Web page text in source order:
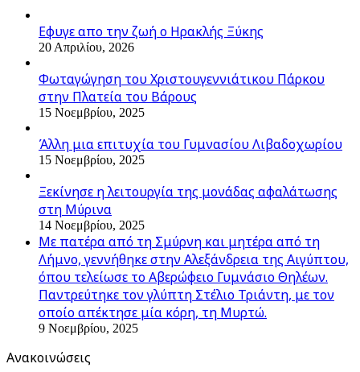
Εφυγε απο την ζωή o Ηρακλής Ξύκης
20 Απριλίου, 2026
Φωταγώγηση του Χριστουγεννιάτικου Πάρκου
στην Πλατεία του Βάρους
15 Νοεμβρίου, 2025
Άλλη μια επιτυχία του Γυμνασίου Λιβαδοχωρίου
15 Νοεμβρίου, 2025
Ξεκίνησε η λειτουργία της μονάδας αφαλάτωσης
στη Μύρινα
14 Νοεμβρίου, 2025
Με πατέρα από τη Σμύρνη και μητέρα από τη
Λήμνο, γεννήθηκε στην Αλεξάνδρεια της Αιγύπτου,
όπου τελείωσε το Αβερώφειο Γυμνάσιο Θηλέων.
Παντρεύτηκε τον γλύπτη Στέλιο Τριάντη, με τον
οποίο απέκτησε μία κόρη, τη Μυρτώ.
9 Νοεμβρίου, 2025
Ανακοινώσεις